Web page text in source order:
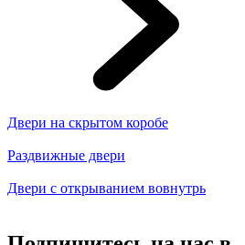
Двери на скрытом коробе
Раздвижные двери
Двери с открыванием вовнутрь